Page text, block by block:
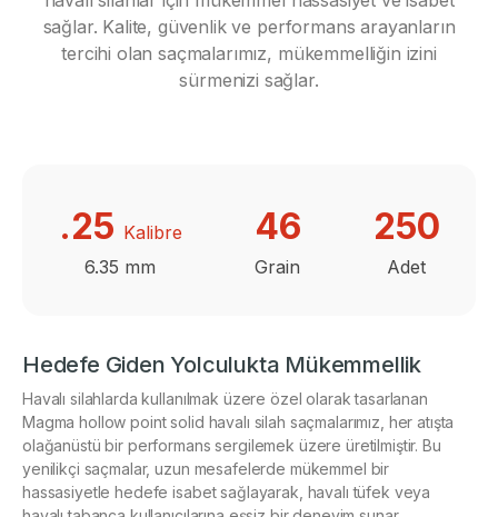
sağlar. Kalite, güvenlik ve performans arayanların
tercihi olan saçmalarımız, mükemmelliğin izini
sürmenizi sağlar.
.25 Kalibre 46 250
Hedefe Giden Yolculukta Mükemmellik
Havalı silahlarda kullanılmak üzere özel olarak tasarlanan
Magma hollow point solid havalı silah saçmalarımız, her atışta
olağanüstü bir performans sergilemek üzere üretilmiştir. Bu
yenilikçi saçmalar, uzun mesafelerde mükemmel bir
hassasiyetle hedefe isabet sağlayarak, havalı tüfek veya